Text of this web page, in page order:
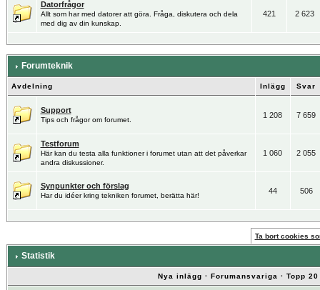
Datorfrågor
Allt som har med datorer att göra. Fråga, diskutera och dela
med dig av din kunskap.
421 2 623
Forumteknik
Avdelning Inlägg Svar
Support
Tips och frågor om forumet.
1 208 7 659
Testforum
Här kan du testa alla funktioner i forumet utan att det påverkar
andra diskussioner.
1 060 2 055
Synpunkter och förslag
Har du idéer kring tekniken forumet, berätta här!
44 506
Ta bort cookies
Statistik
Nya inlägg · Forumansvariga · Topp